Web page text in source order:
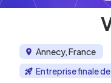
Annecy, France
Entreprise finale